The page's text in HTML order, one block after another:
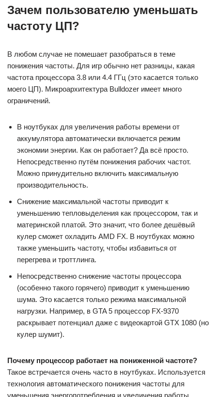
Зачем пользователю уменьшать
частоту ЦП?
В любом случае не помешает разобраться в теме
понижения частоты. Для игр обычно нет разницы, какая
частота процессора 3.8 или 4.4 ГГц (это касается только
моего ЦП). Микроархитектура Bulldozer имеет много
ограничений.
В ноутбуках для увеличения работы времени от
аккумулятора автоматически включается режим
экономии энергии. Как он работает? Да всё просто.
Непосредственно путём понижения рабочих частот.
Можно принудительно включить максимальную
производительность.
Снижение максимальной частоты приводит к
уменьшению тепловыделения как процессором, так и
материнской платой. Это значит, что более дешёвый
кулер сможет охладить AMD FX. В ноутбуках можно
также уменьшить частоту, чтобы избавиться от
перегрева и троттлинга.
Непосредственно снижение частоты процессора
(особенно такого горячего) приводит к уменьшению
шума. Это касается только режима максимальной
нагрузки. Например, в GTA 5 процессор FX-9370
раскрывает потенциал даже с видеокартой GTX 1080 (но
кулер шумит).
Почему процессор работает на пониженной частоте?
Такое встречается очень часто в ноутбуках. Используется
технология автоматического понижения частоты для
уменьшения энергопотребления и увеличения работы